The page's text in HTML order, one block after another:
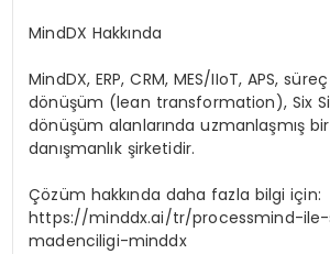
MindDX Hakkında
MindDX, ERP, CRM, MES/IIoT, APS,
dönüşüm (lean transformation), Six
dönüşüm alanlarında uzmanlaşmış
danışmanlık şirketidir.
Çözüm hakkında daha fazla bilgi için:
https://minddx.ai/tr/processmind-
madenciligi-minddx